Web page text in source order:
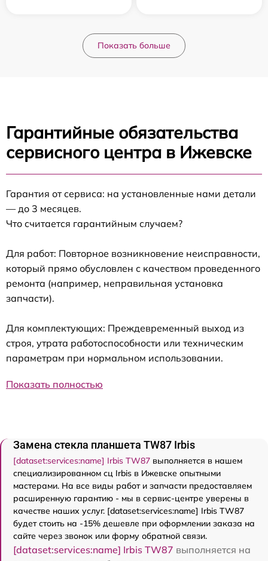
Показать больше
Гарантийные обязательства
сервисного центра в Ижевске
Гарантия от сервиса: на установленные нами детали
— до 3 месяцев.
Что считается гарантийным случаем?
Для работ: Повторное возникновение неисправности,
который прямо обусловлен с качеством проведенного
ремонта (например, неправильная установка
запчасти).
Для комплектующих: Преждевременный выход из
строя, утрата работоспособности или техническим
параметрам при нормальном использовании.
Показать полностью
Замена стекла планшета TW87 Irbis
[dataset:services:name] Irbis TW87 выполняется в нашем
специализированном сц Irbis в Ижевске опытными
мастерами. На все виды работ и запчасти предоставляем
расширенную гарантию - мы в сервис-центре уверены в
качестве наших услуг. [dataset:services:name] Irbis TW87
будет стоить на -15% дешевле при оформлении заказа на
сайте через звонок или форму обратной связи.
[dataset:services:name] Irbis TW87 выполняется на